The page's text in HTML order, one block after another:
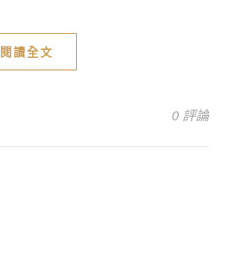
閱讀全文
0 評論